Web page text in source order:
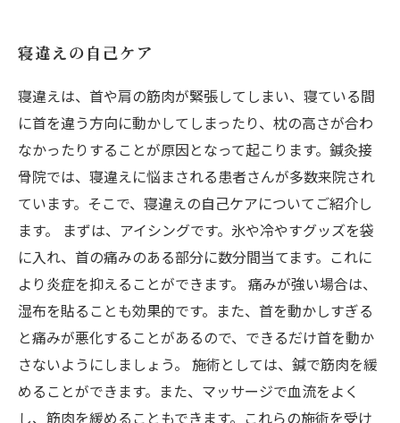
寝違えの自己ケア
寝違えは、首や肩の筋肉が緊張してしまい、寝ている間
に首を違う方向に動かしてしまったり、枕の高さが合わ
なかったりすることが原因となって起こります。鍼灸接
骨院では、寝違えに悩まされる患者さんが多数来院され
ています。そこで、寝違えの自己ケアについてご紹介し
ます。 まずは、アイシングです。氷や冷やすグッズを袋
に入れ、首の痛みのある部分に数分間当てます。これに
より炎症を抑えることができます。 痛みが強い場合は、
湿布を貼ることも効果的です。また、首を動かしすぎる
と痛みが悪化することがあるので、できるだけ首を動か
さないようにしましょう。 施術としては、鍼で筋肉を緩
めることができます。また、マッサージで血流をよく
し、筋肉を緩めることもできます。これらの施術を受け